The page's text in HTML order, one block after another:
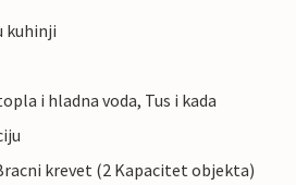
kuhinji
i hladna voda, Tus i kada
krevet (2 Kapacitet objekta)